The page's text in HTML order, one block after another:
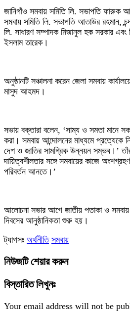
‎জানিগাঁও সমবায় সমিতি লি. সভাপতি ফারুক
সমবায় সমিতি লি. সভাপতি আতাউর রহমান,
লি. সাধারণ সম্পাদক মিজানুল হক সরকার
ইসলাম তারেক।
‎অনুষ্ঠানটি সঞ্চালনা করেন জেলা সমবায়
মাসুদ আহমদ।
‎সভায় বক্তারা বলেন, ‘সাম্য ও সমতা মানে
করা। সমবায় আন্দোলনের মাধ্যমে প্রত্যেকে
দেশ ও জাতির সামগ্রিক উন্নয়ন সম্ভব।’
দায়িত্বশীলতার সঙ্গে সমবায়ের কাজে
পরিবর্তন আনতে।’
‎আলোচনা সভার আগে জাতীয় পতাকা ও
দিবসের আনুষ্ঠানিকতা শুরু হয়।
ট্যাগসঃ অর্থনীতি সমবায়
নিউজটি শেয়ার করুন
বিস্তারিত লিখুনঃ
Your email address will not be